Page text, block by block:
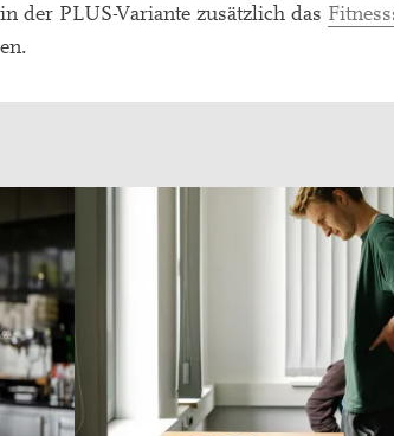
der PLUS-Variante zusätzlich das